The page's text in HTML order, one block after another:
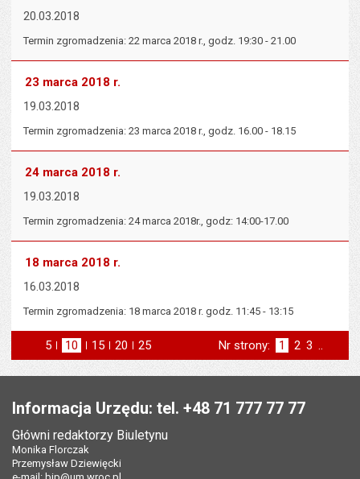
20.03.2018
Termin zgromadzenia: 22 marca 2018 r., godz. 19:30 - 21.00
23 marca 2018 r.
19.03.2018
Termin zgromadzenia: 23 marca 2018 r., godz. 16.00 - 18.15
24 marca 2018 r.
19.03.2018
Termin zgromadzenia: 24 marca 2018r., godz: 14:00-17.00
18 marca 2018 r.
16.03.2018
Termin zgromadzenia: 18 marca 2018 r. godz. 11:45 - 13:15
5 elementów na stronie
10 elementów
na stronie
15 elementów
na stronie
20 elementów
na stronie
25
na stronie
Nr strony: Strona
1 Strona
2 Strona
3 ..
Informacja Urzędu: tel. +48 71 777 77 77
Główni redaktorzy Biuletynu
Monika Florczak
Przemysław Dziewięcki